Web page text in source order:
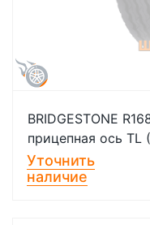
BRIDGESTONE
прицепная ось TL
Уточнить
наличие